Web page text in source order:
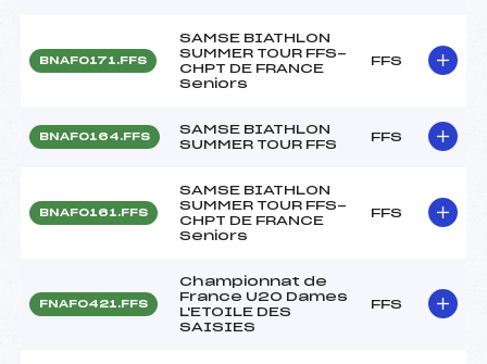
BNAF0171.FFS
SAMSE BIATHLON
SUMMER TOUR FFS-
CHPT DE FRANCE
Seniors
FFS
BNAF0164.FFS
SAMSE BIATHLON
SUMMER TOUR FFS
FFS
BNAF0161.FFS
SAMSE BIATHLON
SUMMER TOUR FFS-
CHPT DE FRANCE
Seniors
FFS
FNAF0421.FFS
Championnat de
France U20 Dames
L'ETOILE DES
SAISIES
FFS